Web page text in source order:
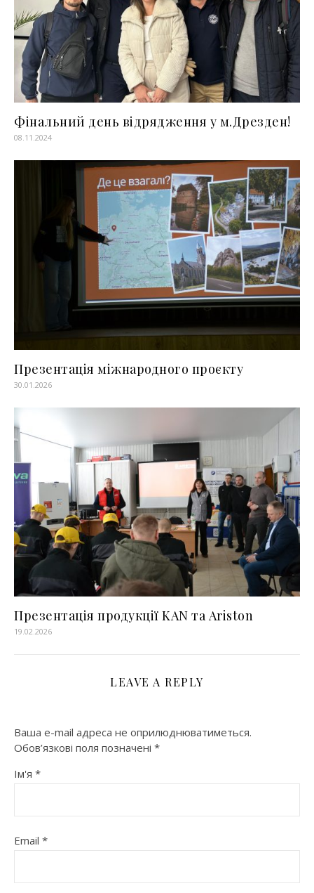
Фінальний день відрядження у м.Дрезден!
08.11.2024
Презентація міжнародного проєкту
30.01.2026
Презентація продукції KAN та Ariston
19.02.2026
LEAVE A REPLY
Ваша e-mail адреса не оприлюднюватиметься.
Обов’язкові поля позначені *
Ім'я *
Email *